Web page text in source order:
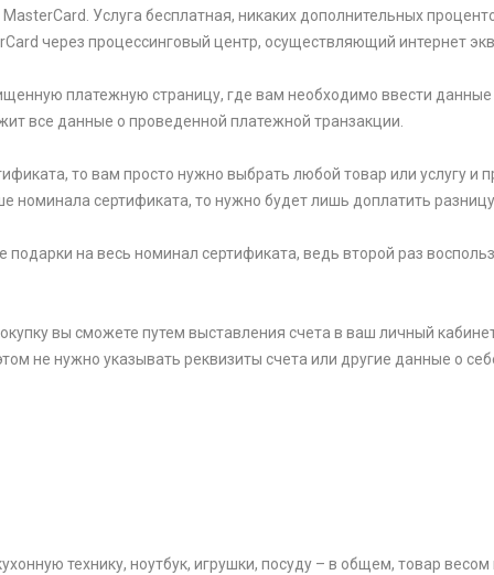
Услуга бесплатная, никаких дополнительных
через процессинговый центр, осуществляющий интернет
платежную страницу, где вам необходимо ввести
все данные о проведенной платежной транзакции.
то вам просто нужно выбрать любой товар или услугу и
сертификата, то нужно будет лишь доплатить разницу.
подарки на весь номинал сертификата, ведь второй раз
вы сможете путем выставления счета в ваш личный
не нужно указывать реквизиты счета или другие данные о
технику, ноутбук, игрушки, посуду – в общем, товар